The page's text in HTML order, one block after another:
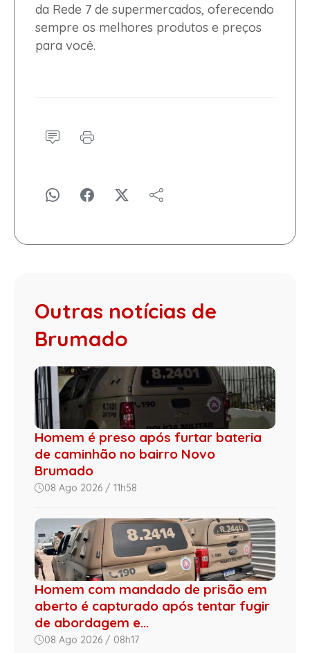
da Rede 7 de supermercados, oferecendo
sempre os melhores produtos e preços
para você.
Outras notícias de
Brumado
Homem é preso após furtar bateria
de caminhão no bairro Novo
Brumado
08 Ago 2026 / 11h58
Homem com mandado de prisão em
aberto é capturado após tentar fugir
de abordagem e...
08 Ago 2026 / 08h17